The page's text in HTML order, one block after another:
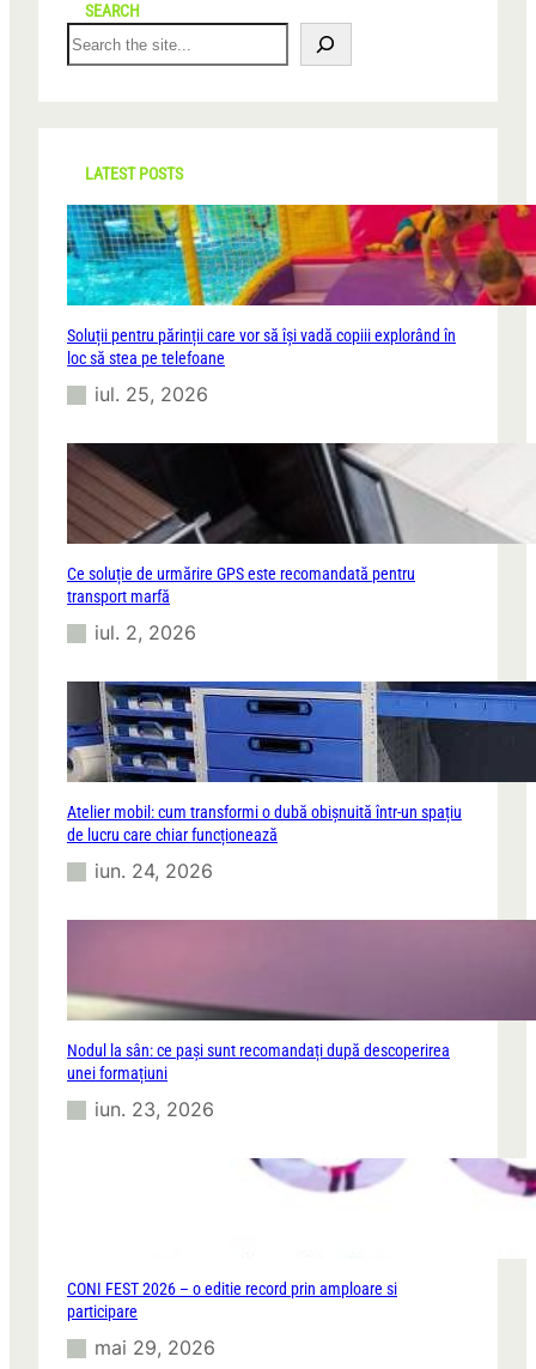
SEARCH
S
e
r
c
LATEST POSTS
Soluții pentru părinții care vor să își vadă copiii explorând în
loc să stea pe telefoane
iul. 25, 2026
Ce soluție de urmărire GPS este recomandată pentru
transport marfă
iul. 2, 2026
Atelier mobil: cum transformi o dubă obișnuită într-un spațiu
de lucru care chiar funcționează
iun. 24, 2026
Nodul la sân: ce pași sunt recomandați după descoperirea
unei formațiuni
iun. 23, 2026
CONI FEST 2026 – o editie record prin amploare si
participare
mai 29, 2026